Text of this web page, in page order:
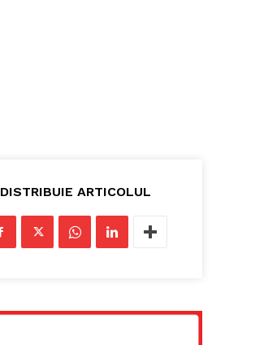
DISTRIBUIE ARTICOLUL